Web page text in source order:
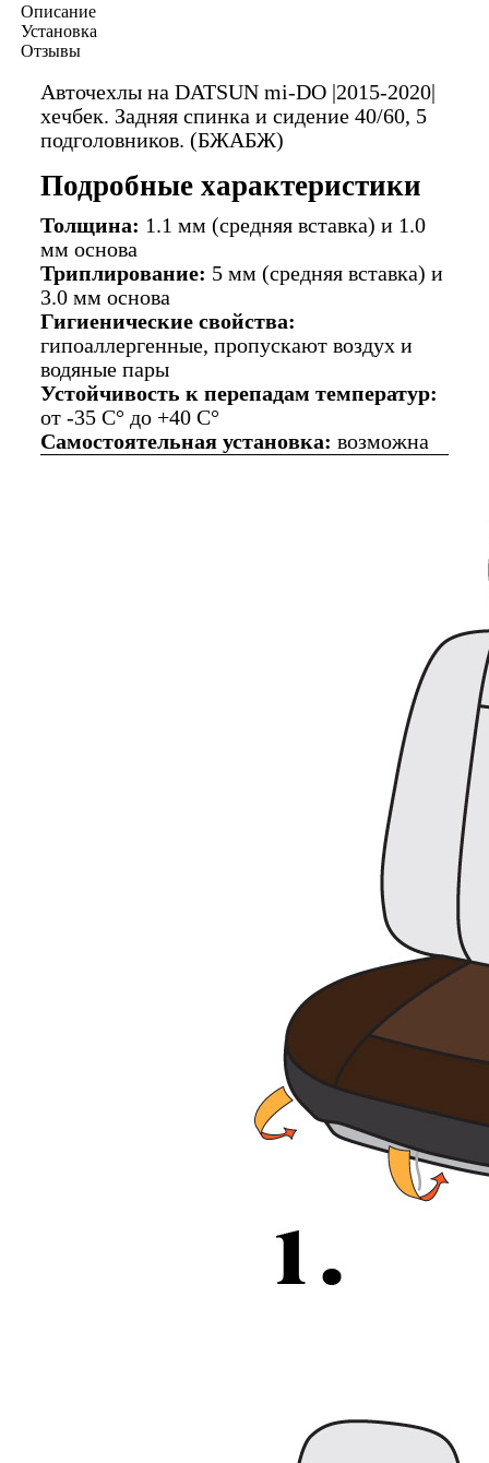
Описание
Установка
Отзывы
Авточехлы на DATSUN mi-DO |2015-2020|
хечбек. Задняя спинка и сидение 40/60, 5
подголовников. (БЖАБЖ)
Подробные характеристики
Толщина: 1.1 мм (средняя вставка) и 1.0
мм основа
Триплирование: 5 мм (средняя вставка) и
3.0 мм основа
Гигиенические свойства:
гипоаллергенные, пропускают воздух и
водяные пары
Устойчивость к перепадам температур:
от -35 C° до +40 C°
Самостоятельная установка: возможна